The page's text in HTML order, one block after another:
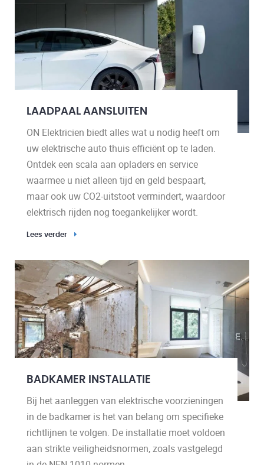
LAADPAAL AANSLUITEN
ON Elektricien biedt alles wat u nodig heeft om
uw elektrische auto thuis efficiënt op te laden.
Ontdek een scala aan opladers en service
waarmee u niet alleen tijd en geld bespaart,
maar ook uw CO2-uitstoot vermindert, waardoor
elektrisch rijden nog toegankelijker wordt.
Lees verder
BADKAMER INSTALLATIE
Bij het aanleggen van elektrische voorzieningen
in de badkamer is het van belang om specifieke
richtlijnen te volgen. De installatie moet voldoen
aan strikte veiligheidsnormen, zoals vastgelegd